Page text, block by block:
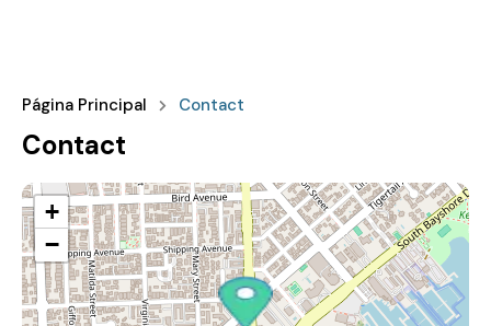
Página Principal Contact
Contact
+
−